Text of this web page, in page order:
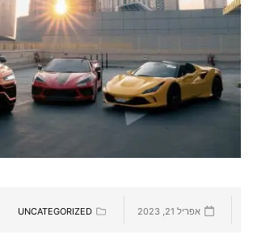
אפריל 21, 2023 UNCATEGORIZED